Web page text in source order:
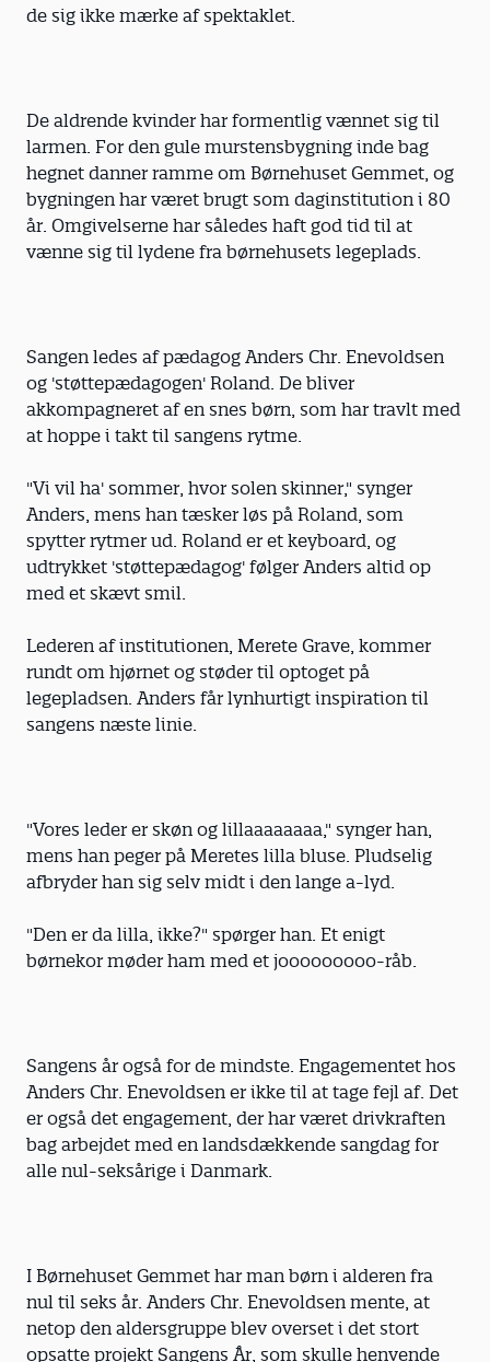
de sig ikke mærke af spektaklet.
De aldrende kvinder har formentlig vænnet sig til
larmen. For den gule murstensbygning inde bag
hegnet danner ramme om Børnehuset Gemmet, og
bygningen har været brugt som daginstitution i 80
år. Omgivelserne har således haft god tid til at
vænne sig til lydene fra børnehusets legeplads.
Sangen ledes af pædagog Anders Chr. Enevoldsen
og 'støttepædagogen' Roland. De bliver
akkompagneret af en snes børn, som har travlt med
at hoppe i takt til sangens rytme.
"Vi vil ha' sommer, hvor solen skinner," synger
Anders, mens han tæsker løs på Roland, som
spytter rytmer ud. Roland er et keyboard, og
udtrykket 'støttepædagog' følger Anders altid op
med et skævt smil.
Lederen af institutionen, Merete Grave, kommer
rundt om hjørnet og støder til optoget på
legepladsen. Anders får lynhurtigt inspiration til
sangens næste linie.
"Vores leder er skøn og lillaaaaaaaa," synger han,
mens han peger på Meretes lilla bluse. Pludselig
afbryder han sig selv midt i den lange a-lyd.
"Den er da lilla, ikke?" spørger han. Et enigt
børnekor møder ham med et jooooooooo-råb.
Sangens år også for de mindste. Engagementet hos
Anders Chr. Enevoldsen er ikke til at tage fejl af. Det
er også det engagement, der har været drivkraften
bag arbejdet med en landsdækkende sangdag for
alle nul-seksårige i Danmark.
I Børnehuset Gemmet har man børn i alderen fra
nul til seks år. Anders Chr. Enevoldsen mente, at
netop den aldersgruppe blev overset i det stort
opsatte projekt Sangens År, som skulle henvende